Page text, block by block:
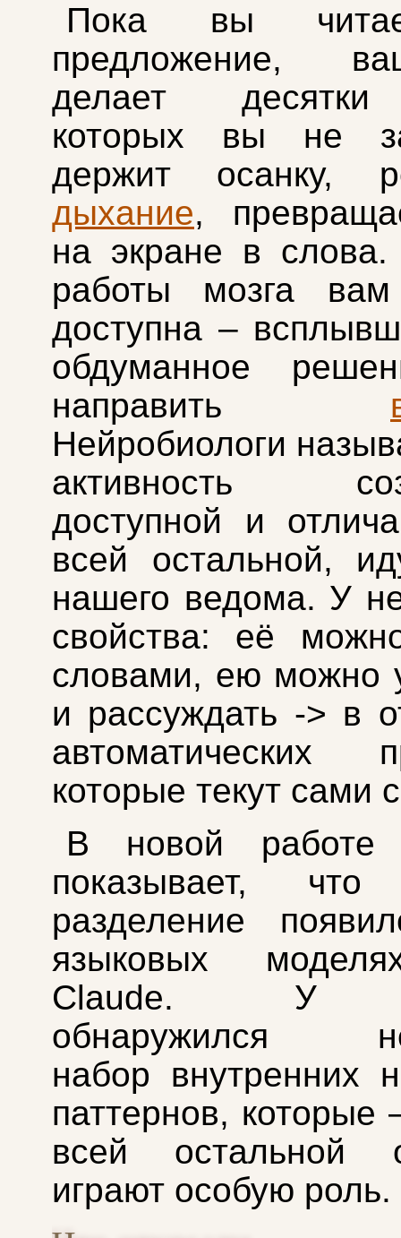
Пока вы
предложение,
делает
которых вы не
держит осанку,
дыхание,
на экране в
работы мозга вам
доступна –
обдуманное
направить
Нейробиологи
активность
доступной и
всей остальной,
нашего ведома. У
свойства: её
словами, ею можно
и рассуждать -> в
автоматических
которые текут сами
В новой работе
показывает, что
разделение
языковых
Claude. У
обнаружился
набор внутренних
паттернов,
всей остальной
играют особую роль.